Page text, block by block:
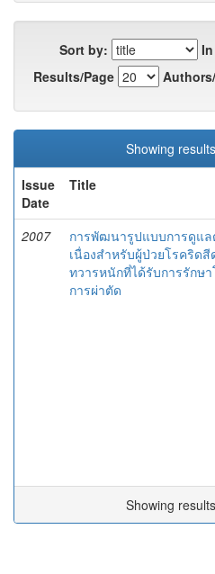
Sort by:
Results/Page
Showing
Issue
Date
Title
2007
การพัฒนารูปแบบการดูแล
เนื่องสำหรับผู้ป่วยโรคริดสี
ทวารหนักที่ได้รับการรักษา
การผ่าตัด
Showing